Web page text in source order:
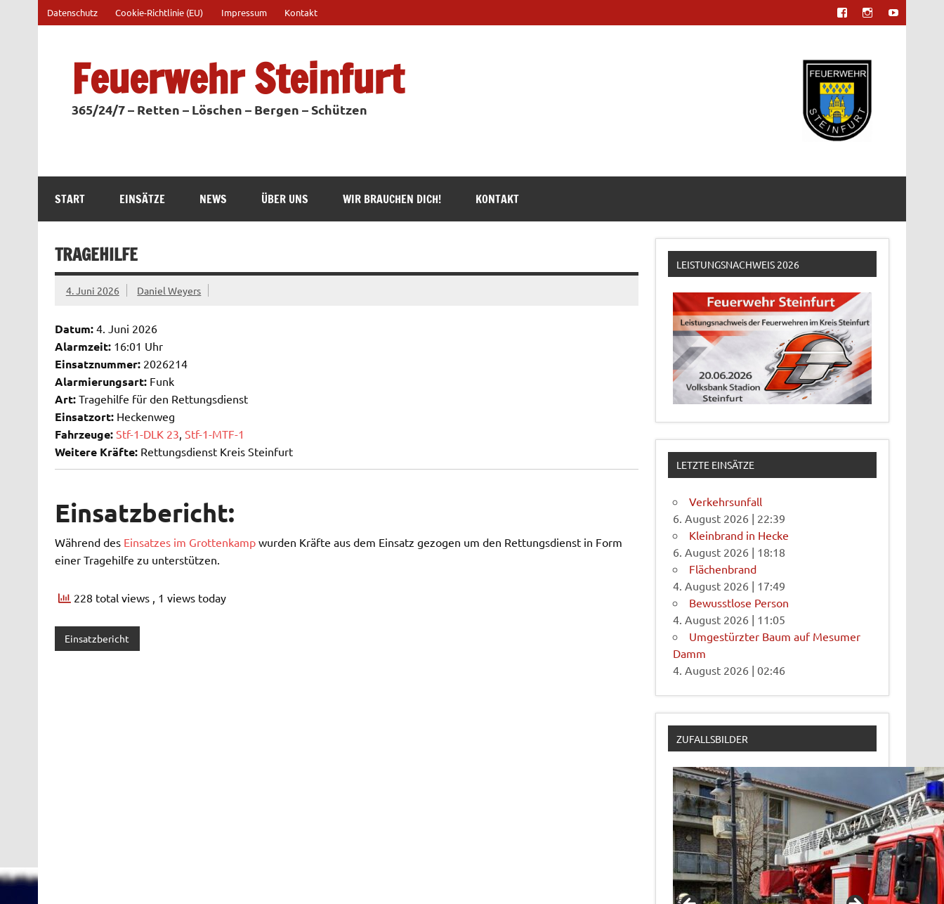
springen
Datenschutz Cookie-Richtlinie (EU) Impressum Kontakt
Feuerwehr Steinfurt
365/24/7 – Retten – Löschen – Bergen – Schützen
START EINSÄTZE NEWS ÜBER UNS WIR BRAUCHEN DICH! KONTAKT
TRAGEHILFE
4. Juni 2026 Daniel Weyers
Datum:4. Juni 2026
Alarmzeit:16:01 Uhr
Einsatznummer:2026214
Alarmierungsart:Funk
Art:Tragehilfe für den Rettungsdienst
Einsatzort:Heckenweg
Fahrzeuge: Stf-1-DLK 23, Stf-1-MTF-1
Weitere Kräfte:Rettungsdienst Kreis Steinfurt
Einsatzbericht:
Während des Einsatzes im Grottenkampwurden Kräfte aus dem Einsatz gezogen um den Rettungsdienst in Form
einer Tragehilfe zu unterstützen.
228 total views , 1 views today
Einsatzbericht
LEISTUNGSNACHWEIS 2026
LETZTE EINSÄTZE
Verkehrsunfall
6. August 2026 | 22:39
Kleinbrand in Hecke
6. August 2026 | 18:18
Flächenbrand
4. August 2026 | 17:49
Bewusstlose Person
4. August 2026 | 11:05
Umgestürzter Baum auf Mesumer
Damm
4. August 2026 |02:46
ZUFALLSBILDER